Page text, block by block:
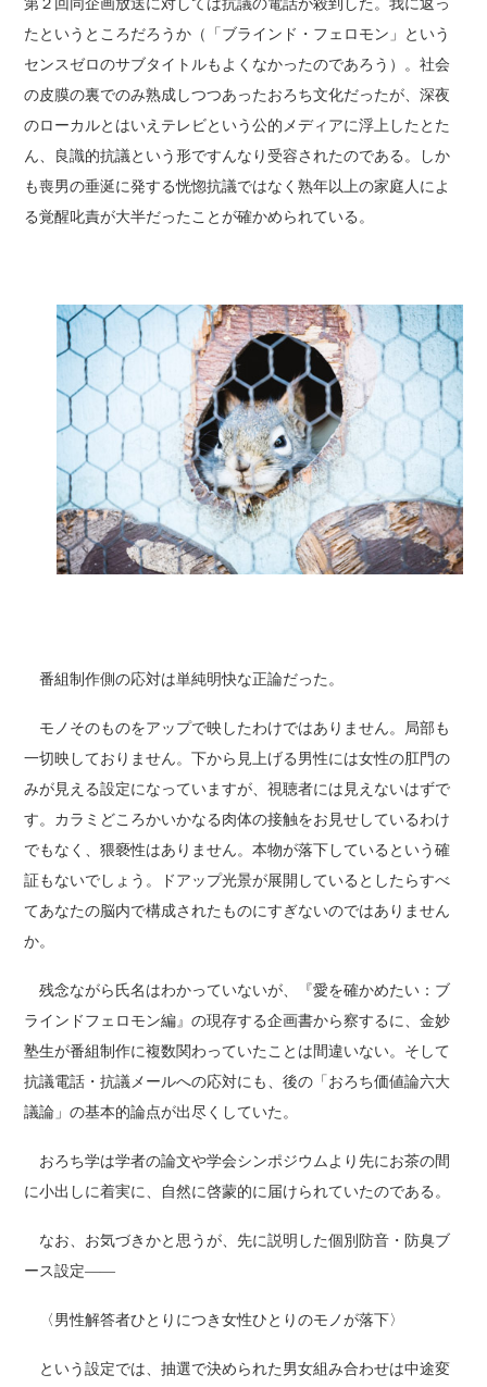
たというところだろうか（「ブラインド・フェロモン」という
センスゼロのサブタイトルもよくなかったのであろう）。社会
の皮膜の裏でのみ熟成しつつあったおろち文化だったが、深夜
のローカルとはいえテレビという公的メディアに浮上したとた
ん、良識的抗議という形ですんなり受容されたのである。しか
も喪男の垂涎に発する恍惚抗議ではなく熟年以上の家庭人によ
る覚醒叱責が大半だったことが確かめられている。
番組制作側の応対は単純明快な正論だった。
モノそのものをアップで映したわけではありません。局部も
一切映しておりません。下から見上げる男性には女性の肛門の
みが見える設定になっていますが、視聴者には見えないはずで
す。カラミどころかいかなる肉体の接触をお見せしているわけ
でもなく、猥褻性はありません。本物が落下しているという確
証もないでしょう。ドアップ光景が展開しているとしたらすべ
てあなたの脳内で構成されたものにすぎないのではありません
か。
残念ながら氏名はわかっていないが、『愛を確かめたい：ブ
ラインドフェロモン編』の現存する企画書から察するに、金妙
塾生が番組制作に複数関わっていたことは間違いない。そして
抗議電話・抗議メールへの応対にも、後の「おろち価値論六大
議論」の基本的論点が出尽くしていた。
おろち学は学者の論文や学会シンポジウムより先にお茶の間
に小出しに着実に、自然に啓蒙的に届けられていたのである。
なお、お気づきかと思うが、先に説明した個別防音・防臭ブ
ース設定――
〈男性解答者ひとりにつき女性ひとりのモノが落下〉
という設定では、抽選で決められた男女組み合わせは中途変